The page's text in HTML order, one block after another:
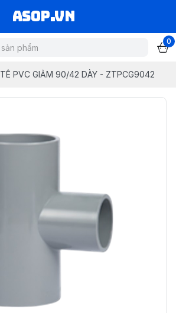
asop.vn
0
TÊ PVC GIẢM 90/42 DÀY - ZTPCG9042